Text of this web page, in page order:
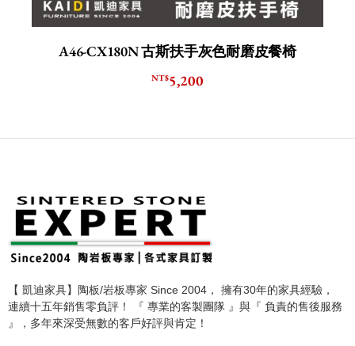
A46-CX180N 古斯扶手灰色耐磨皮餐椅
NT$5,200
【 凱迪家具】陶板/岩板專家 Since 2004， 擁有30年的家具經驗，
連續十五年銷售零負評！ 『 專業的客製團隊 』與『 負責的售後服務
』，多年來深受無數的客戶好評與肯定！